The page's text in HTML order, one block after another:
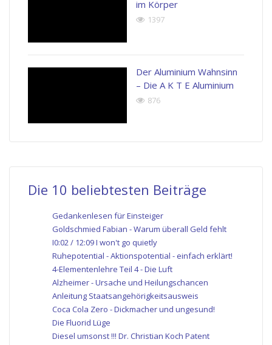
im Körper
1397
Der Aluminium Wahnsinn
– Die A K T E Aluminium
876
Die 10 beliebtesten Beiträge
Gedankenlesen für Einsteiger
Goldschmied Fabian - Warum überall Geld fehlt
I0:02 / 12:09 I won't go quietly
Ruhepotential - Aktionspotential - einfach erklärt!
4-Elementenlehre Teil 4 - Die Luft
Alzheimer - Ursache und Heilungschancen
Anleitung Staatsangehörigkeitsausweis
Coca Cola Zero - Dickmacher und ungesund!
Die Fluorid Lüge
Diesel umsonst !!! Dr. Christian Koch Patent